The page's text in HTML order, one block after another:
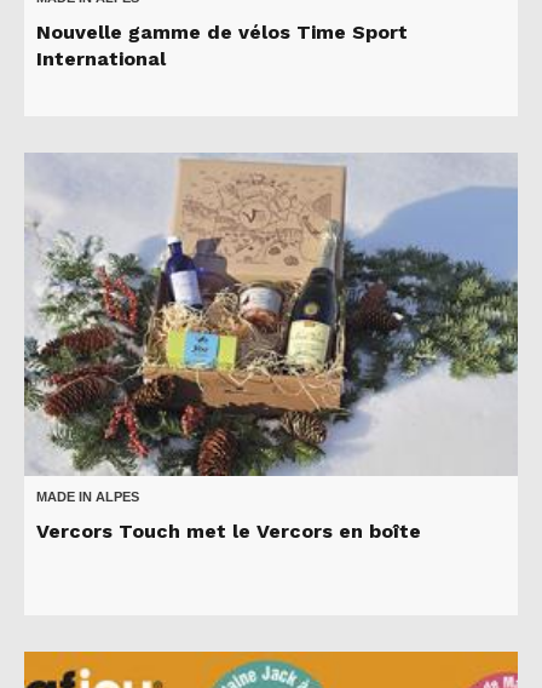
Nouvelle gamme de vélos Time Sport
International
MADE IN ALPES
Vercors Touch met le Vercors en boîte